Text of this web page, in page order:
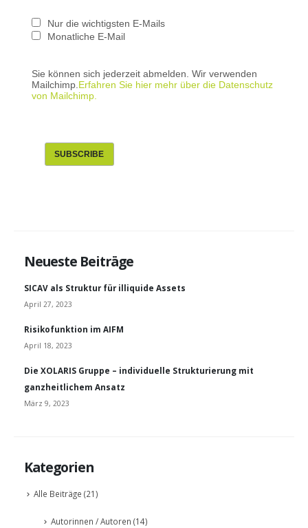
Nur die wichtigsten E-Mails
Monatliche E-Mail
Sie können sich jederzeit abmelden. Wir verwenden
Mailchimp. Erfahren Sie hier mehr über die Datenschutz
von Mailchimp.
Neueste Beiträge
SICAV als Struktur für illiquide Assets
April 27, 2023
Risikofunktion im AIFM
April 18, 2023
Die XOLARIS Gruppe – individuelle Strukturierung mit
ganzheitlichem Ansatz
März 9, 2023
Kategorien
Alle Beiträge (21)
Autorinnen / Autoren (14)